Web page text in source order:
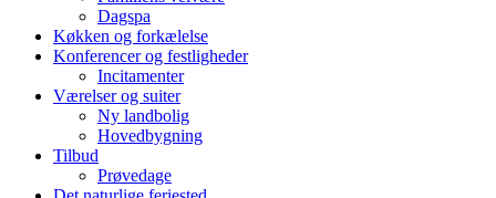
Dagspa
Køkken og forkælelse
Konferencer og festligheder
Incitamenter
Værelser og suiter
Ny landbolig
Hovedbygning
Tilbud
Prøvedage